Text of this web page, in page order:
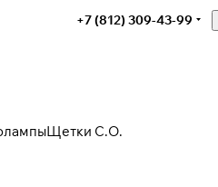
+7 (812) 309-43-99
Щетки С.О.